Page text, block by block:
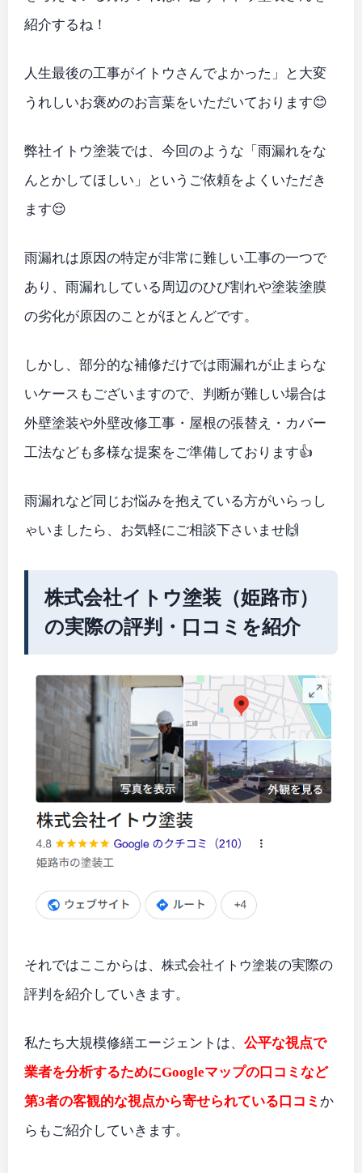
紹介するね！
人生最後の工事がイトウさんでよかった」と大変
うれしいお褒めのお言葉をいただいております😊
弊社イトウ塗装では、今回のような「雨漏れをな
んとかしてほしい」というご依頼をよくいただき
ます😌
雨漏れは原因の特定が非常に難しい工事の一つで
あり、雨漏れしている周辺のひび割れや塗装塗膜
の劣化が原因のことがほとんどです。
しかし、部分的な補修だけでは雨漏れが止まらな
いケースもございますので、判断が難しい場合は
外壁塗装や外壁改修工事・屋根の張替え・カバー
工法なども多様な提案をご準備しております👍️
雨漏れなど同じお悩みを抱えている方がいらっし
ゃいましたら、お気軽にご相談下さいませ🙌
株式会社イトウ塗装（姫路市）
の実際の評判・口コミを紹介
それではここからは、 株式会社イトウ塗装の実際の
評判を紹介していきます。
私たち大規模修繕エージェントは、 公平な視点で
業者を分析するためにGoogleマップの口コミなど
第3者の客観的な視点から寄せられている口コミ か
らもご紹介していきます。